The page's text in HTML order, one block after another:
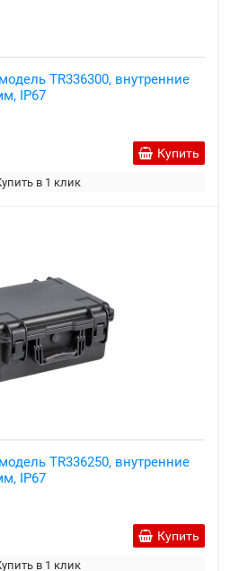
TR336300, внутренние
IP67
Купить
в 1 клик
TR336250, внутренние
IP67
Купить
в 1 клик